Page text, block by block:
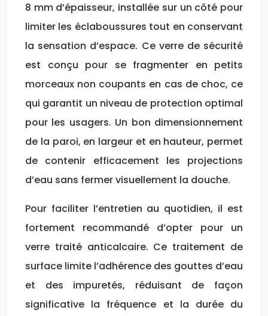
8 mm d’épaisseur, installée sur un côté pour
limiter les éclaboussures tout en conservant
la sensation d’espace. Ce verre de sécurité
est conçu pour se fragmenter en petits
morceaux non coupants en cas de choc, ce
qui garantit un niveau de protection optimal
pour les usagers. Un bon dimensionnement
de la paroi, en largeur et en hauteur, permet
de contenir efficacement les projections
d’eau sans fermer visuellement la douche.
Pour faciliter l’entretien au quotidien, il est
fortement recommandé d’opter pour un
verre traité anticalcaire. Ce traitement de
surface limite l’adhérence des gouttes d’eau
et des impuretés, réduisant de façon
significative la fréquence et la durée du